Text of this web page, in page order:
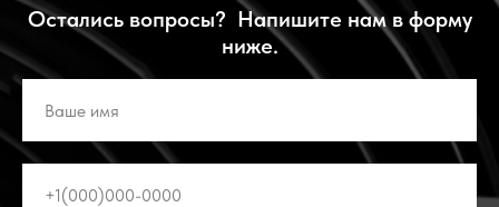
Остались вопросы? Напишите нам в форму
ниже.